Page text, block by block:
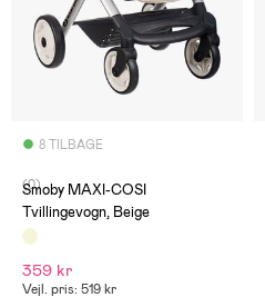
8 TILBAGE
(0)
Smoby MAXI-COSI
Tvillingevogn, Beige
359 kr
Vejl. pris: 519 kr